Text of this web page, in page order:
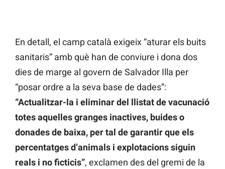
En detall, el camp català exigeix “aturar els buits
sanitaris” amb què han de conviure i dona dos
dies de marge al govern de Salvador Illa per
“posar ordre a la seva base de dades”:
“Actualitzar-la i eliminar del llistat de vacunació
totes aquelles granges inactives, buides o
donades de baixa, per tal de garantir que els
percentatges d’animals i explotacions siguin
reals i no ficticis”, exclamen des del gremi de la